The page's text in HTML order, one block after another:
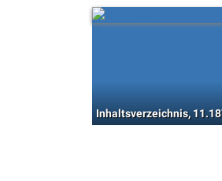
Inhaltsverzeichnis,